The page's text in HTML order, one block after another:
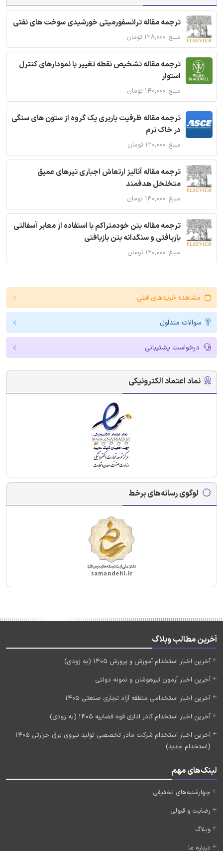
ترجمه مقاله ترانسفورمیتی خورشیدی سوخت های نفتی
مبلغ: ۱۲۸,۰۰۰ تومان
ترجمه مقاله تشخیص نقطه تغییر با نمودارهای کنترل
استوار
مبلغ: ۱۴۰,۰۰۰ تومان
ترجمه مقاله ظرفیت باربری یک گروه از ستون های سنگی
در خاک نرم
مبلغ: ۱۲۰,۰۰۰ تومان
ترجمه مقاله آنالیز ارتعاش اجباری تیرهای عمیق
متخلخل هدفمند
مبلغ: ۱۴۰,۰۰۰ تومان
ترجمه مقاله بتن خودمتراکم با استفاده از معابر آسفالتی
بازیافتی و سنگدانه بتن بازیافتی
مبلغ: ۱۲۰,۰۰۰ تومان
مشاهده خریدهای قبلی
سوالات متداول
درخواست پشتیبانی
نماد اعتماد الکترونیکی
لوگوی رسانه‌های برخط
آخرین مطالب وبلاگ
آخرین اخبار استخدام آموزش و پرورش 1405 (به زودی)
آخرین اخبار آزمون تیزهوشان و نمونه دولتی
آخرین اخبار استخدامی منطقه آزاد تجاری صنعتی 1405
آخرین اخبار استخدام کادر اداری قوه قضاییه 1405 (به زودی)
آخرین اخبار استخدام شرکت مادر تخصصی تولید نیروی برق حرارتی 1405
(استخدام جدید)
لینک‌های مهم
چهارشنبه‌های تخفیفی
رضایت و قبولی
وبلاگ
درباره ما